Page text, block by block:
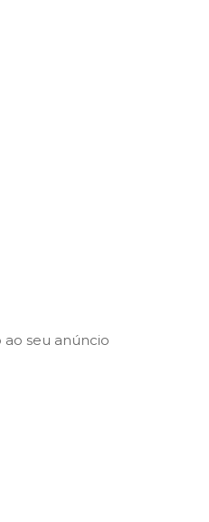
ao seu anúncio